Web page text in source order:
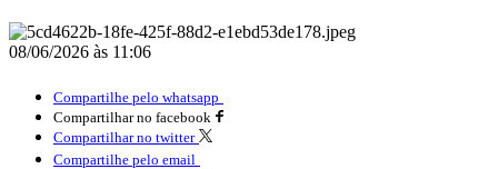
08/06/2026 às 11:06
Compartilhe pelo whatsapp
Compartilhar no facebook
Compartilhar no twitter
Compartilhe pelo email